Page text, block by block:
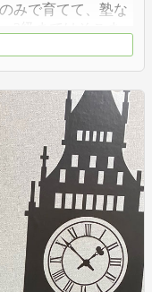
みで育てて、塾な
理解していまし
りオンラインレッ
ンとダウンロード
り組みました。リ
した。
すことが出来まし
足、次の２級のチ
、頑張っていきた